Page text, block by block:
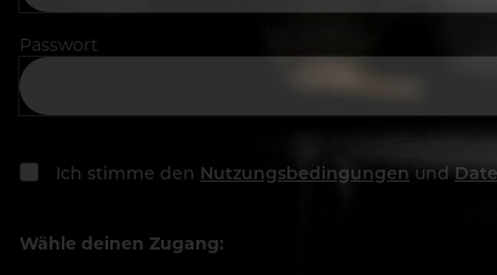
Passwort
Ich stimme den Nutzungsbedingungen und
Wähle deinen Zugang: